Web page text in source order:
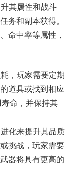
其属性和战斗
务和副本获得。
命中率等属性，
，玩家需要定期
道具或找到相应
命，并保持其
化来提升其品质
挑战，玩家需要
器将具有更高的